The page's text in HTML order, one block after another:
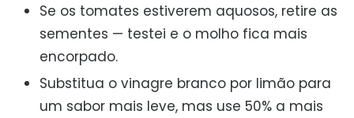
Se os tomates estiverem aquosos, retire as
sementes — testei e o molho fica mais
encorpado.
Substitua o vinagre branco por limão para
um sabor mais leve, mas use 50% a mais